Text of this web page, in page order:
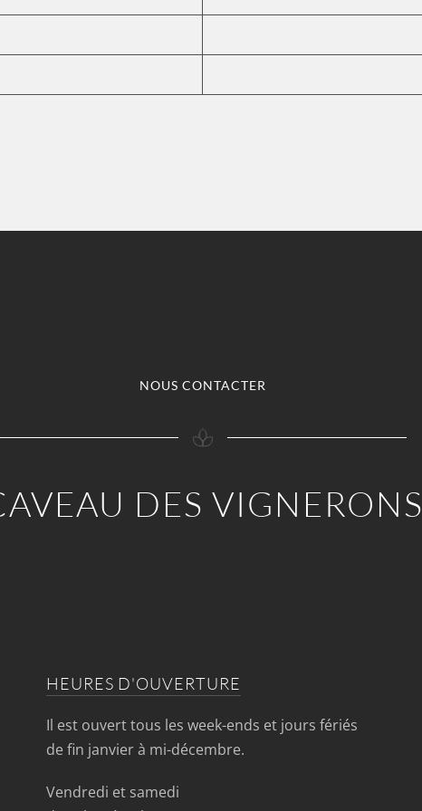
NOUS CONTACTER
DES VIGNERONS
HEURES D'OUVERTURE
Il est ouvert tous les week-ends et jours fériés
de fin janvier à mi-décembre.
Vendredi et samedi